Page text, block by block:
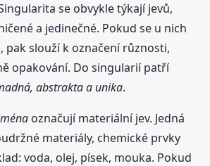
se obvykle týkají jevů,
a jedinečné. Pokud se u nich
pak slouží k označení různosti,
opakování. Do singularií patří
abstrakta a unika.
označují materiální jev. Jedná
materiály, chemické prvky
voda, olej, písek, mouka. Pokud